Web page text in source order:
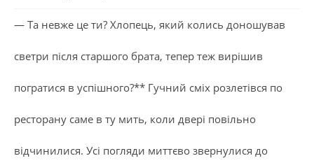
— Та невже це ти? Хлопець, який колись доношував
светри після старшого брата, тепер теж вирішив
погратися в успішного?** Гучний сміх розлетівся по
ресторану саме в ту мить, коли двері повільно
відчинилися. Усі погляди миттєво звернулися до